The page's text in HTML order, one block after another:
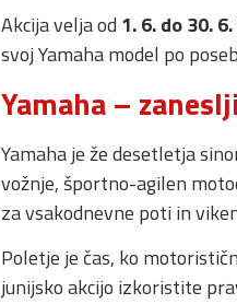
Akcija velja od 1. 6. do 30.
svoj Yamaha model po
Yamaha –
Yamaha je že desetletja
vožnje, športno-agilen
za vsakodnevne poti in
Poletje je čas, ko
junijsko akcijo izkoristite